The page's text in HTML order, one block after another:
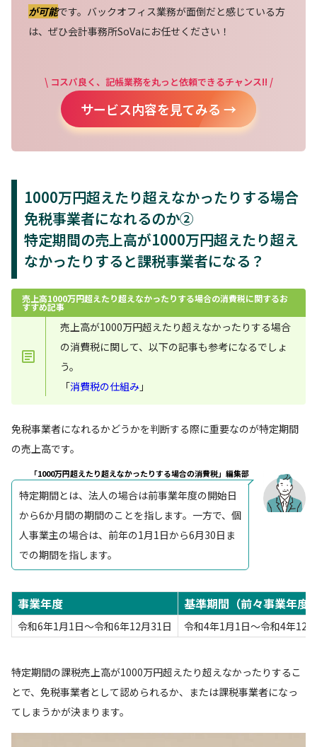
が可能です。バックオフィス業務が面倒だと感じている方
は、ぜひ会計事務所SoVaにお任せください！
\ コスパ良く、記帳業務を丸っと依頼できるチャンス!! /
サービス内容を見てみる →
1000万円超えたり超えなかったりする場合
免税事業者になれるのか②
特定期間の売上高が1000万円超えたり超え
なかったりすると課税事業者になる？
売上高1000万円超えたり超えなかったりする場合の消費税に関するお
すすめ記事
売上高が1000万円超えたり超えなかったりする場合
の消費税に関して、以下の記事も参考になるでしょ
う。
「消費税の仕組み 」
免税事業者になれるかどうかを判断する際に重要なのが特定期間
の売上高です。
「1000万円超えたり超えなかったりする場合の消費税」編集部
特定期間とは、法人の場合は前事業年度の開始日
から6か月間の期間のことを指します。一方で、個
人事業主の場合は、前年の1月1日から6月30日ま
での期間を指します。
事業年度 基準期間（前々事業年度
令和6年1月1日～令和6年12月31日 令和4年1月1日～令和4年12
特定期間の課税売上高が1000万円超えたり超えなかったりするこ
とで、免税事業者として認められるか、または課税事業者になっ
てしまうかが決まります。